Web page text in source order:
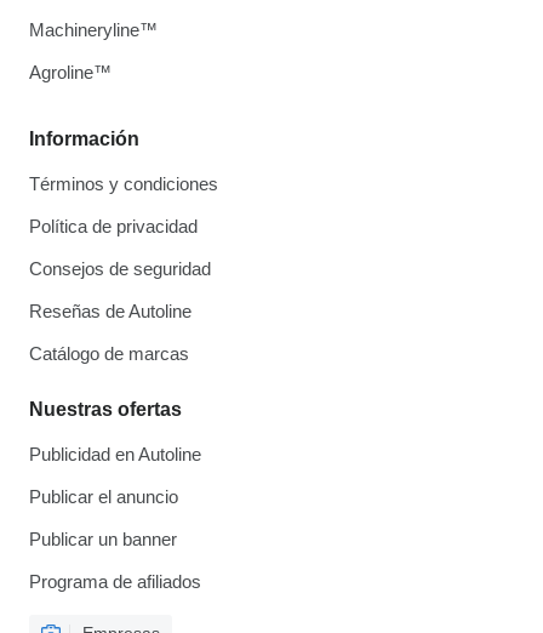
Información
Términos y condiciones
Política de privacidad
Consejos de seguridad
Reseñas de Autoline
Catálogo de marcas
Nuestras ofertas
Publicidad en Autoline
Publicar el anuncio
Publicar un banner
Programa de afiliados
Machineryline™
Agroline™